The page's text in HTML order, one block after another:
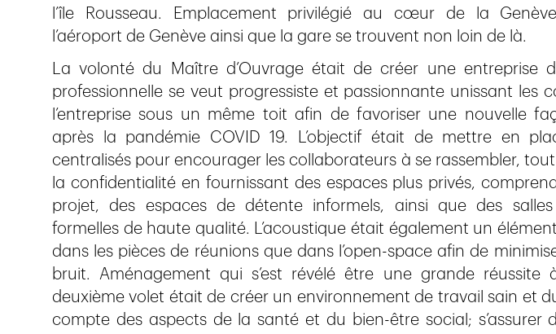
l’île Rousseau. Emplacement privilégié au cœur de la
l’aéroport de Genève ainsi que la gare se trouvent non loin de là.
La volonté du Maître d’Ouvrage était de créer une entreprise
professionnelle se veut progressiste et passionnante unissant les
l’entreprise sous un même toit afin de favoriser une nouvelle
après la pandémie COVID 19. L’objectif était de mettre en
centralisés pour encourager les collaborateurs à se rassembler,
la confidentialité en fournissant des espaces plus privés,
projet, des espaces de détente informels, ainsi que des
formelles de haute qualité. L’acoustique était également un
dans les pièces de réunions que dans l’open-space afin de
bruit. Aménagement qui s’est révélé être une grande réussite
deuxième volet était de créer un environnement de travail sain et
compte des aspects de la santé et du bien-être social; s’assurer